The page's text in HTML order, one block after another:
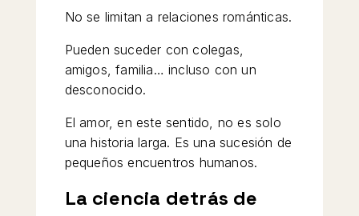
No se limitan a relaciones románticas.
Pueden suceder con colegas,
amigos, familia… incluso con un
desconocido.
El amor, en este sentido, no es solo
una historia larga. Es una sucesión de
pequeños encuentros humanos.
La ciencia detrás de